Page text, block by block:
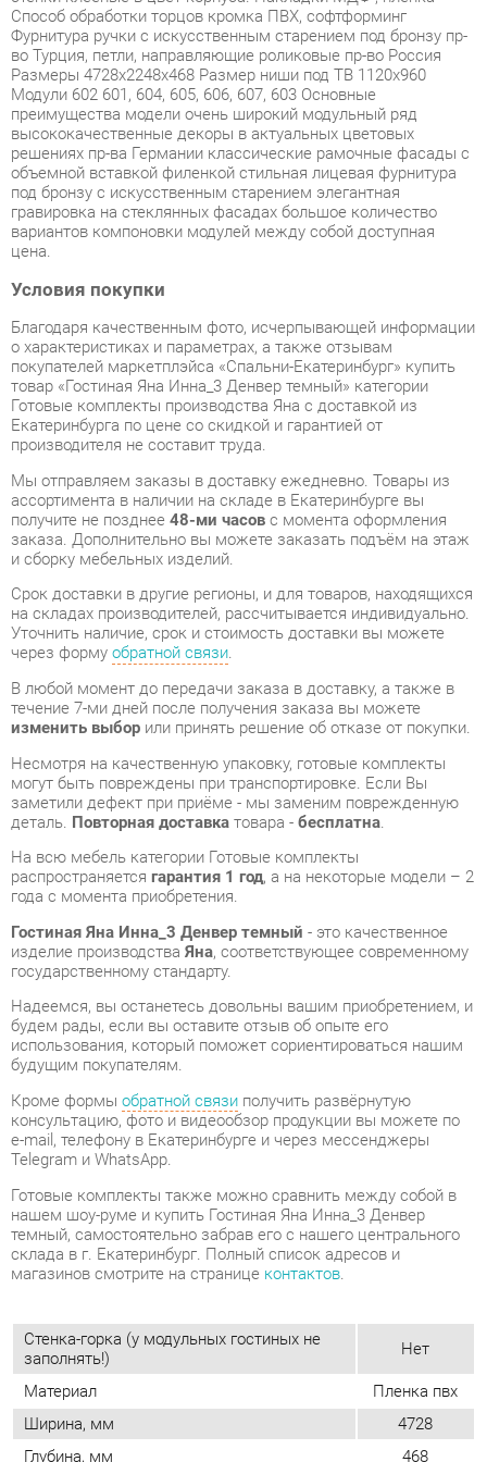
Модули 602 601, 604, 605, 606, 607, 603 Основные
преимущества модели очень широкий модульный ряд
высококачественные декоры в актуальных цветовых
решениях пр-ва Германии классические рамочные фасады с
объемной вставкой филенкой стильная лицевая фурнитура
под бронзу с искусственным старением элегантная
гравировка на стеклянных фасадах большое количество
вариантов компоновки модулей между собой доступная
цена.
Условия покупки
Благодаря качественным фото, исчерпывающей информации
о характеристиках и параметрах, а также отзывам
товар «Гостиная Яна Инна_3 Денвер темный» категории
Екатеринбурга по цене со скидкой и гарантией от
производителя не составит труда.
Мы отправляем заказы в доставку ежедневно. Товары из
ассортимента в наличии на складе в Екатеринбурге вы
получите не позднее48-ми часовс момента оформления
заказа. Дополнительно вы можете заказать подъём на этаж
и сборку мебельных изделий.
Срок доставки в другие регионы, и для товаров, находящихся
на складах производителей, рассчитывается индивидуально.
Уточнить наличие, срок и стоимость доставки вы можете
через формуобратной связи.
течение 7-ми дней после получения заказа вы можете
изменить выборили принять решение об отказе от покупки.
Несмотря на качественную упаковку, готовые комплекты
заметили дефект при приёме - мы заменим поврежденную
деталь.Повторная доставкатовара -бесплатна.
распространяетсягарантия 1 год, а на некоторые модели – 2
года с момента приобретения.
Гостиная Яна Инна_3 Денвер темный
- это качественное
изделие производства
, соответствующее современному
государственному стандарту.
Надеемся, вы останетесь довольны вашим приобретением, и
будем рады, если вы оставите отзыв об опыте его
использования, который поможет сориентироваться нашим
будущим покупателям.
Кроме формыобратной связиполучить развёрнутую
консультацию, фото и видеообзор продукции вы можете по
e-mail, телефону в Екатеринбурге и через мессенджеры
Telegram и WhatsApp.
Готовые комплекты также можно сравнить между собой в
темный, самостоятельно забрав его с нашего центрального
склада в г. Екатеринбург. Полный список адресов и
магазинов смотрите на страницеконтактов.
Стенка-горка (у модульных гостиных не
заполнять!)
Нет
Материал Пленка пвх
Глубина, мм
468
Цвет
Денвер
темный
Высота, мм
2248